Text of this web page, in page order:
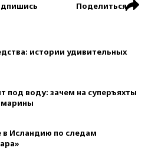
Поделиться
истории удивительных
под воду: зачем на суперъяхты
в Исландию по следам